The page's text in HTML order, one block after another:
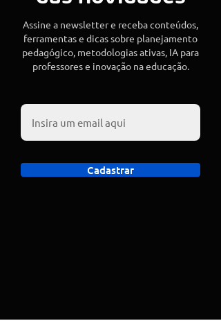
Assine a newsletter e receba conteúdos,
ferramentas e dicas sobre planejamento
pedagógico, metodologias ativas, IA para
professores e inovação na educação.
Cadastrar